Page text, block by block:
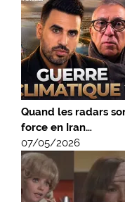
Quand les radars
force en Iran…
07/05/2026